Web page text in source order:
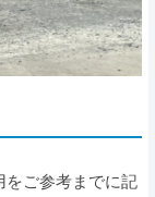
をご参考までに記